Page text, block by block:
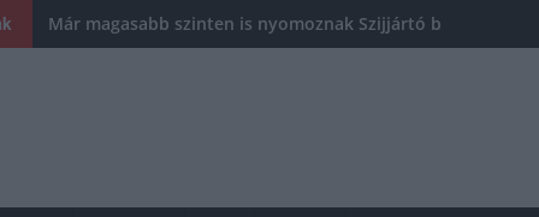
Már magasabb szinten is nyomoznak Szijjártó